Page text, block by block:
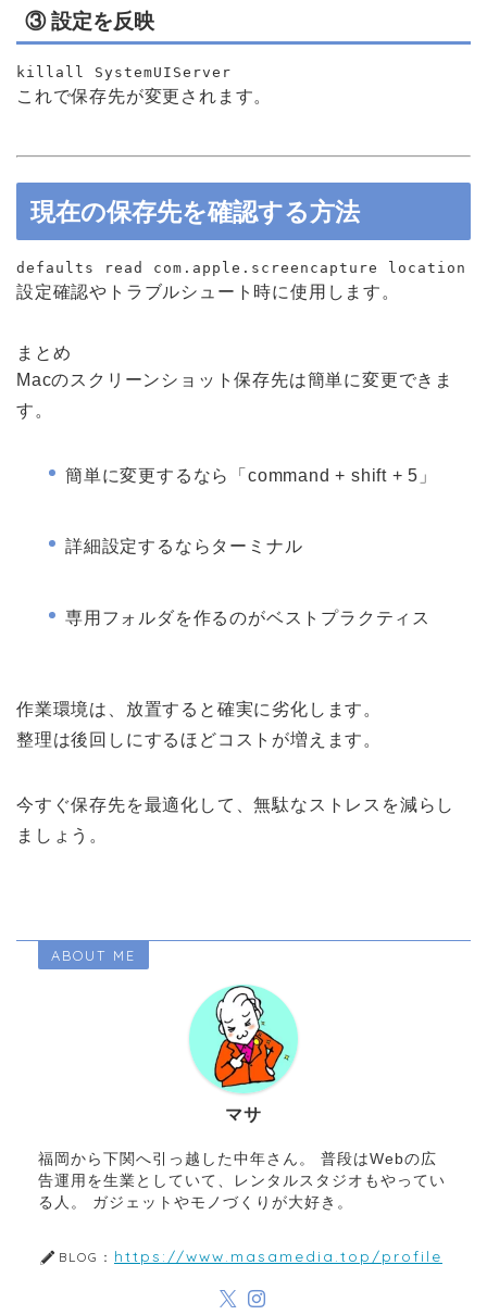
③ 設定を反映
killall SystemUIServer
これで保存先が変更されます。
現在の保存先を確認する方法
defaults read com.apple.screencapture location
設定確認やトラブルシュート時に使用します。
まとめ
Macのスクリーンショット保存先は簡単に変更できま
す。
簡単に変更するなら「command + shift + 5」
詳細設定するならターミナル
専用フォルダを作るのがベストプラクティス
作業環境は、放置すると確実に劣化します。
整理は後回しにするほどコストが増えます。
今すぐ保存先を最適化して、無駄なストレスを減らし
ましょう。
ABOUT ME
マサ
福岡から下関へ引っ越した中年さん。 普段はWebの広
告運用を生業としていて、レンタルスタジオもやってい
る人。 ガジェットやモノづくりが大好き。
BLOG： https://www.masamedia.top/profile